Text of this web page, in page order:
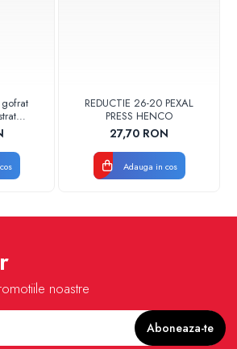
REDUCTIE 26-20 PEXAL
PRESS HENCO
27,70 RON
Adauga in cos
noastre